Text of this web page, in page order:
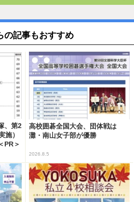
の記事もおすすめ
、第2
施）
PR＞
高校囲碁全国大会、団体戦は
灘・南山女子部が優勝
2026.8.5